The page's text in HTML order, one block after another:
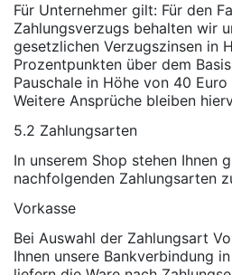
Für Unternehmer gilt: Für den
Zahlungsverzugs behalten wir
gesetzlichen Verzugszinsen in
Prozentpunkten über dem
Pauschale in Höhe von 40
Weitere Ansprüche bleiben
5.2 Zahlungsarten
In unserem Shop stehen Ihnen
nachfolgenden Zahlungsarten
Vorkasse
Bei Auswahl der Zahlungsart
Ihnen unsere Bankverbindung